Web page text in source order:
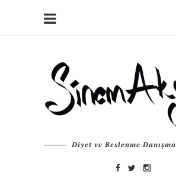
Diyet ve Beslenme